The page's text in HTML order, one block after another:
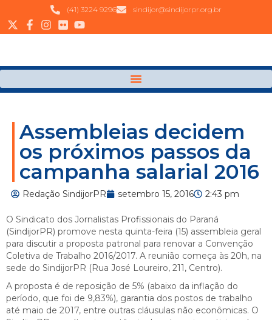
(41) 3224 9296 sindijor@sindijorpr.org.br
Assembleias decidem
os próximos passos da
campanha salarial 2016
Redação SindijorPR setembro 15, 2016 2:43 pm
O Sindicato dos Jornalistas Profissionais do Paraná
(SindijorPR) promove nesta quinta-feira (15) assembleia geral
para discutir a proposta patronal para renovar a Convenção
Coletiva de Trabalho 2016/2017. A reunião começa às 20h, na
sede do SindijorPR (Rua José Loureiro, 211, Centro).
A proposta é de reposição de 5% (abaixo da inflação do
período, que foi de 9,83%), garantia dos postos de trabalho
até maio de 2017, entre outras cláusulas não econômicas. O